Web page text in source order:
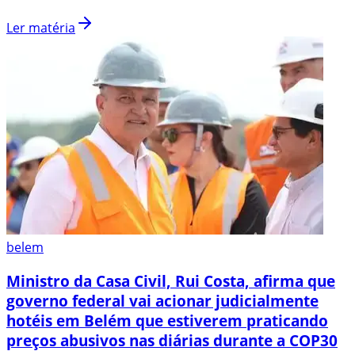
Ler matéria
belem
Ministro da Casa Civil, Rui Costa, afirma que
governo federal vai acionar judicialmente
hotéis em Belém que estiverem praticando
preços abusivos nas diárias durante a COP30